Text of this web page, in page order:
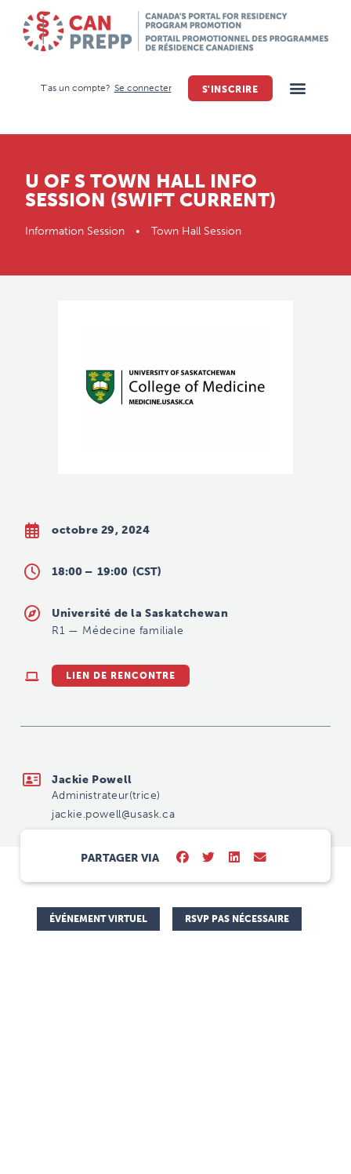
T'as un compte? Se connecter S'INSCRIRE
U OF S TOWN HALL INFO
SESSION (SWIFT CURRENT)
Information Session • Town Hall Session
octobre 29, 2024
18:00 – 19:00 (CST)
Université de la Saskatchewan
R1 — Médecine familiale
LIEN DE RENCONTRE
Jackie Powell
Administrateur(trice)
jackie.powell@usask.ca
PARTAGER VIA
ÉVÉNEMENT VIRTUEL RSVP PAS NÉCESSAIRE